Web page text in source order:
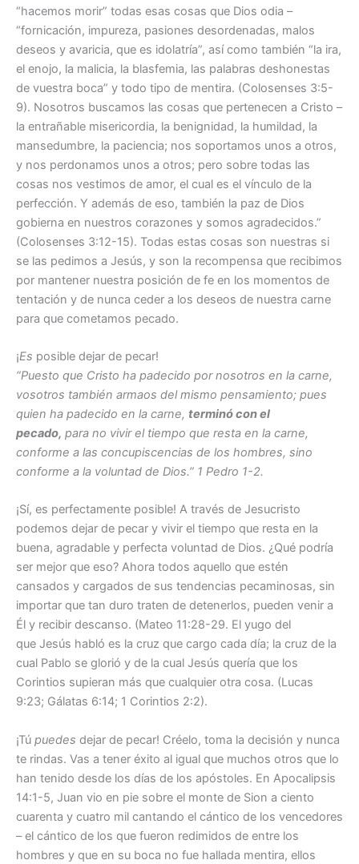
“hacemos morir” todas esas cosas que Dios odia –
“fornicación, impureza, pasiones desordenadas, malos
deseos y avaricia, que es idolatría”, así como también “la ira,
el enojo, la malicia, la blasfemia, las palabras deshonestas
de vuestra boca” y todo tipo de mentira. (Colosenses 3:5-
9). Nosotros buscamos las cosas que pertenecen a Cristo –
la entrañable misericordia, la benignidad, la humildad, la
mansedumbre, la paciencia; nos soportamos unos a otros,
y nos perdonamos unos a otros; pero sobre todas las
cosas nos vestimos de amor, el cual es el vínculo de la
perfección. Y además de eso, también la paz de Dios
gobierna en nuestros corazones y somos agradecidos.”
(Colosenses 3:12-15). Todas estas cosas son nuestras si
se las pedimos a Jesús, y son la recompensa que recibimos
por mantener nuestra posición de fe en los momentos de
tentación y de nunca ceder a los deseos de nuestra carne
para que cometamos pecado.
¡Es posible dejar de pecar!
“Puesto que Cristo ha padecido por nosotros en la carne,
vosotros también armaos del mismo pensamiento; pues
quien ha padecido en la carne, terminó con el
pecado, para no vivir el tiempo que resta en la carne,
conforme a las concupiscencias de los hombres, sino
conforme a la voluntad de Dios.” 1 Pedro 1-2.
¡Sí, es perfectamente posible! A través de Jesucristo
podemos dejar de pecar y vivir el tiempo que resta en la
buena, agradable y perfecta voluntad de Dios. ¿Qué podría
ser mejor que eso? Ahora todos aquello que estén
cansados y cargados de sus tendencias pecaminosas, sin
importar que tan duro traten de detenerlos, pueden venir a
Él y recibir descanso. (Mateo 11:28-29. El yugo del
que Jesús habló es la cruz que cargo cada día; la cruz de la
cual Pablo se glorió y de la cual Jesús quería que los
Corintios supieran más que cualquier otra cosa. (Lucas
9:23; Gálatas 6:14; 1 Corintios 2:2).
¡Tú puedes dejar de pecar! Créelo, toma la decisión y nunca
te rindas. Vas a tener éxito al igual que muchos otros que lo
han tenido desde los días de los apóstoles. En Apocalipsis
14:1-5, Juan vio en pie sobre el monte de Sion a ciento
cuarenta y cuatro mil cantando el cántico de los vencedores
– el cántico de los que fueron redimidos de entre los
hombres y que en su boca no fue hallada mentira, ellos